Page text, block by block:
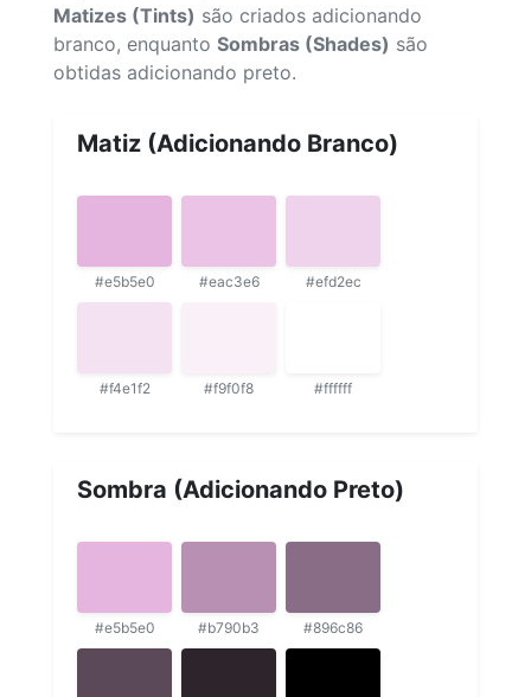
Matizes (Tints) são criados adicionando
branco, enquanto Sombras (Shades) são
obtidas adicionando preto.
Matiz (Adicionando Branco)
#e5b5e0 #eac3e6 #efd2ec
#f4e1f2 #f9f0f8 #ffffff
Sombra (Adicionando Preto)
#e5b5e0 #b790b3 #896c86